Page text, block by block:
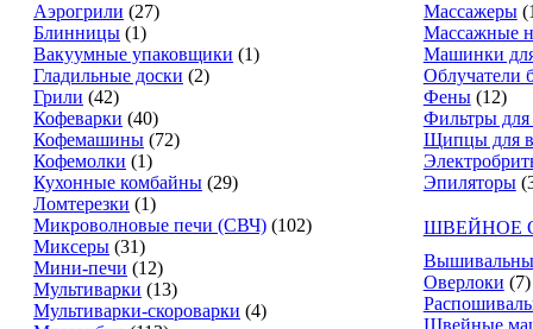
Аэрогрили (27)
Блинницы (1)
Вакуумные упаковщики (1)
Гладильные доски (2)
Грили (42)
Кофеварки (40)
Кофемашины (72)
Кофемолки (1)
Кухонные комбайны (29)
Ломтерезки (1)
Микроволновые печи (СВЧ) (102)
Миксеры (31)
Мини-печи (12)
Мультиварки (13)
Мультиварки-скороварки (4)
Массажеры
Массажные
Машинки
Облучатели
Фены (12)
Фильтры
Щипцы для
Эпиляторы
ШВЕЙНОЕ
Оверлоки (7)
Швейные